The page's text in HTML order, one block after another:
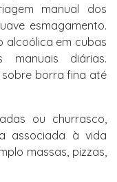
manual dos
esmagamento.
alcoólica em cubas
manuais diárias.
sobre borra fina até
ou churrasco,
associada à vida
massas, pizzas,